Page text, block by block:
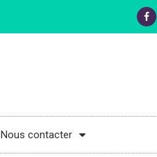
Nous contacter